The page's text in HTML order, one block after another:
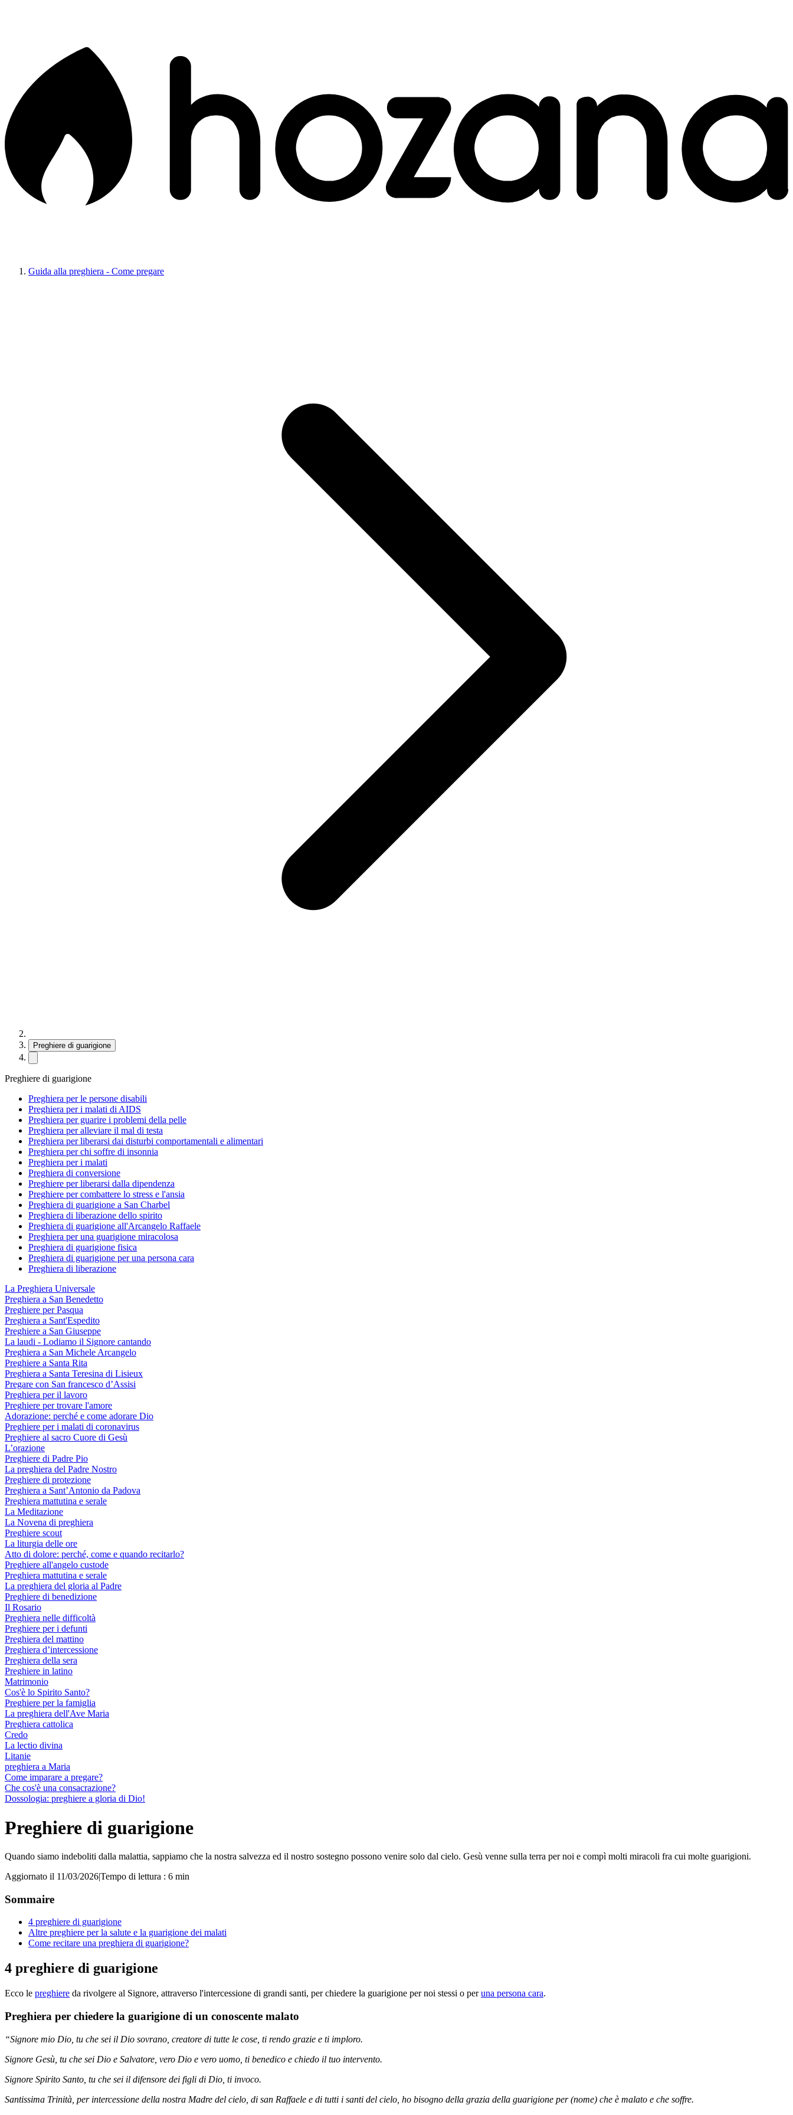
Guida alla preghiera - Come pregare
Preghiere di guarigione
Preghiere di guarigione
Preghiera per le persone disabili
Preghiera per i malati di AIDS
Preghiera per guarire i problemi della pelle
Preghiera per alleviare il mal di testa
Preghiera per liberarsi dai disturbi comportamentali e alimentari
Preghiera per chi soffre di insonnia
Preghiera per i malati
Preghiera di conversione
Preghiere per liberarsi dalla dipendenza
Preghiere per combattere lo stress e l'ansia
Preghiera di guarigione a San Charbel
Preghiera di liberazione dello spirito
Preghiera di guarigione all'Arcangelo Raffaele
Preghiera per una guarigione miracolosa
Preghiera di guarigione fisica
Preghiera di guarigione per una persona cara
Preghiera di liberazione
La Preghiera Universale
Preghiera a San Benedetto
Preghiere per Pasqua
Preghiera a Sant'Espedito
Preghiere a San Giuseppe
La laudi - Lodiamo il Signore cantando
Preghiera a San Michele Arcangelo
Preghiere a Santa Rita
Preghiera a Santa Teresina di Lisieux
Pregare con San francesco d’Assisi
Preghiera per il lavoro
Preghiere per trovare l'amore
Adorazione: perché e come adorare Dio
Preghiere per i malati di coronavirus
Preghiere al sacro Cuore di Gesù
L’orazione
Preghiere di Padre Pio
La preghiera del Padre Nostro
Preghiere di protezione
Preghiera a Sant’Antonio da Padova
Preghiera mattutina e serale
La Meditazione
La Novena di preghiera
Preghiere scout
La liturgia delle ore
Atto di dolore: perché, come e quando recitarlo?
Preghiere all'angelo custode
Preghiera mattutina e serale
La preghiera del gloria al Padre
Preghiere di benedizione
Il Rosario
Preghiera nelle difficoltà
Preghiere per i defunti
Preghiera del mattino
Preghiera d’intercessione
Preghiera della sera
Preghiere in latino
Matrimonio
Cos'è lo Spirito Santo?
Preghiere per la famiglia
La preghiera dell'Ave Maria
Preghiera cattolica
Credo
La lectio divina
Litanie
preghiera a Maria
Come imparare a pregare?
Che cos'è una consacrazione?
Dossologia: preghiere a gloria di Dio!
Preghiere di guarigione
Quando siamo indeboliti dalla malattia, sappiamo che la nostra salvezza ed il nostro sostegno possono venire solo dal cielo. Gesù venne sulla terra per noi e compì molti miracoli fra cui molte guarigioni.
Aggiornato il 11/03/2026|Tempo di lettura : 6 min
Sommaire
4 preghiere di guarigione
Altre preghiere per la salute e la guarigione dei malati
Come recitare una preghiera di guarigione?
4 preghiere di guarigione
Ecco le preghiere da rivolgere al Signore, attraverso l'intercessione di grandi santi, per chiedere la guarigione per noi stessi o peruna persona cara.
Preghiera per chiedere la guarigione di un conoscente malato
“Signore mio Dio, tu che sei il Dio sovrano, creatore di tutte le cose, ti rendo grazie e ti imploro.
Signore Gesù, tu che sei Dio e Salvatore, vero Dio e vero uomo, ti benedico e chiedo il tuo intervento.
Signore Spirito Santo, tu che sei il difensore dei figli di Dio, ti invoco.
Santissima Trinità, per intercessione della nostra Madre del cielo, di san Raffaele e di tutti i santi del cielo, ho bisogno della grazia della guarigione per (nome) che è malato e che soffre.